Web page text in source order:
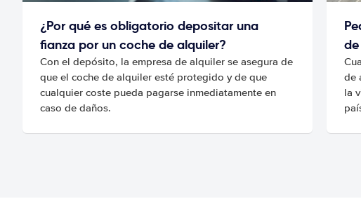
¿Por qué es obligatorio depositar una
fianza por un coche de alquiler?
Con el depósito, la empresa de alquiler se asegura de
que el coche de alquiler esté protegido y de que
cualquier coste pueda pagarse inmediatamente en
caso de daños.
de
la